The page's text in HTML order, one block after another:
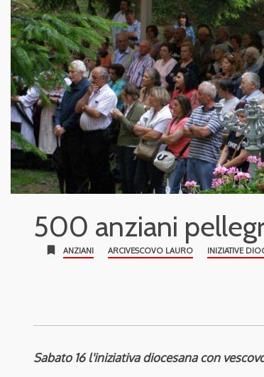
500 anziani
bookmark ANZIANI ARCIVESCOVO LAURO INIZIATIVE
Sabato 16 l'iniziativa diocesana con